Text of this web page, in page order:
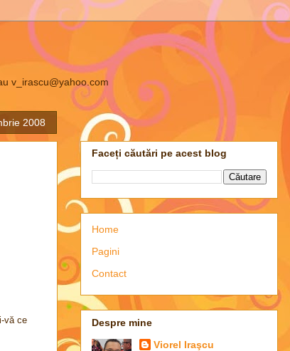
v_irascu@yahoo.com
2008
vă ce
Faceți căutări pe acest blog
Home
Pagini
Contact
Despre mine
Viorel Iraşcu